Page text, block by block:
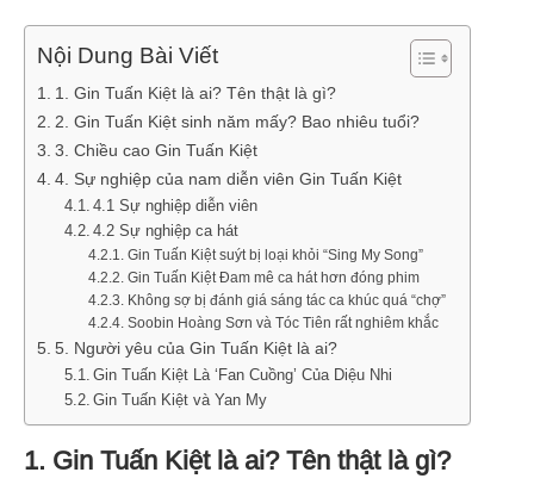
Nội Dung Bài Viết
1. Gin Tuấn Kiệt là ai? Tên thật là gì?
2. Gin Tuấn Kiệt sinh năm mấy? Bao nhiêu tuổi?
3. Chiều cao Gin Tuấn Kiệt
4. Sự nghiệp của nam diễn viên Gin Tuấn Kiệt
4.1 Sự nghiệp diễn viên
4.2 Sự nghiệp ca hát
Gin Tuấn Kiệt suýt bị loại khỏi “Sing My Song”
Gin Tuấn Kiệt Đam mê ca hát hơn đóng phim
Không sợ bị đánh giá sáng tác ca khúc quá “chợ”
Soobin Hoàng Sơn và Tóc Tiên rất nghiêm khắc
5. Người yêu của Gin Tuấn Kiệt là ai?
Gin Tuấn Kiệt Là ‘Fan Cuồng’ Của Diệu Nhi
Gin Tuấn Kiệt và Yan My
1. Gin Tuấn Kiệt là ai? Tên thật là gì?